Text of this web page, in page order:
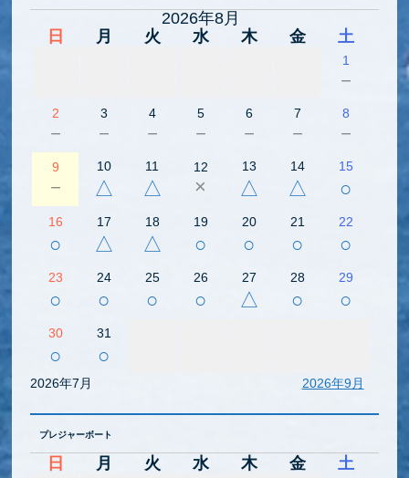
2026年8月
日
月 火 水 木 金 土
1
－
2
－
3
－
4
－
5
－
6
－
7
－
8
－
9
－
10
△
11
△
12
×
13
△
14
△
15
○
16
○
17
△
18
△
19
○
20
○
21
○
22
○
23
○
24
○
25
○
26
○
27
△
28
○
29
○
30
○
31
○
2026年7月 2026年9月
プレジャーボート
日 月 火 水 木 金 土